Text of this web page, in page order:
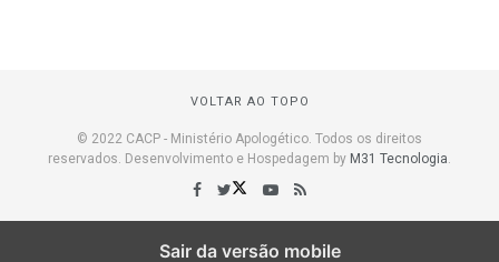
VOLTAR AO TOPO
© 2022 CACP - Ministério Apologético. Todos os direitos
reservados. Desenvolvimento e Hospedagem by M31 Tecnologia.
Sair da versão mobile